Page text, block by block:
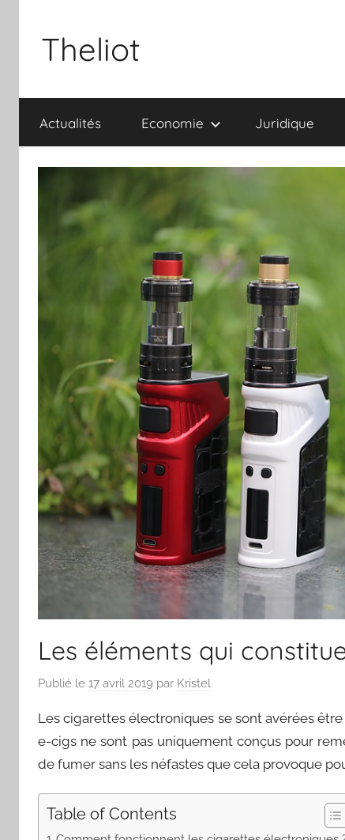
contenu
Theliot
Actualités Economie Juridique
Les éléments qui
Publié le 17 avril 2019 par Kristel
Les cigarettes électroniques se sont avérées
e-cigs ne sont pas uniquement conçus pour
de fumer sans les néfastes que cela provoque
Table of Contents